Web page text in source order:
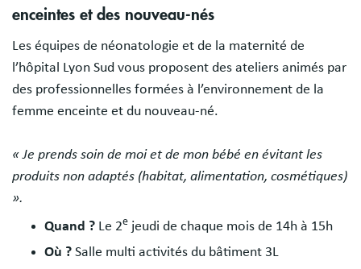
enceintes et des nouveau-nés
Les équipes de néonatologie et de la maternité de
l’hôpital Lyon Sud vous proposent des ateliers animés par
des professionnelles formées à l’environnement de la
femme enceinte et du nouveau-né.
« Je prends soin de moi et de mon bébé en évitant les
produits non adaptés (habitat, alimentation, cosmétiques)
».
Quand ? Le 2e jeudi de chaque mois de 14h à 15h
Où ? Salle multi activités du bâtiment 3L